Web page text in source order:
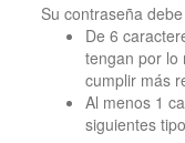
Su contraseña
De 6
tengan por lo
cumplir más
Al menos 1
siguientes